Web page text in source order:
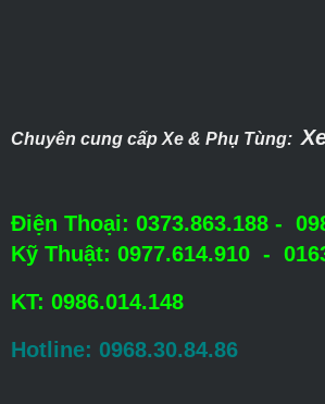
Chuyên cung cấp Xe & Phụ Tùng:
Điện Thoại: 0373.863.188 -
Kỹ Thuật: 0977.614.910 -
KT: 0986.014.148
Hotline: 0968.30.84.86